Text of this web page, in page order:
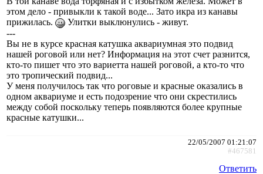
этом дело - привыкли к такой воде... Зато икра из канавы
прижилась.
Улитки выклюнулись - живут.
---
Вы не в курсе красная катушка аквариумная это подвид
нашей роговой или нет? Информация на этот счет разнится,
кто-то пишет что это вариетта нашей роговой, а кто-то что
это тропический подвид...
У меня получилось так что роговые и красные оказались в
одном аквариуме и есть подозрение что они скрестились
между собой поскольку теперь появляются более крупные
красные катушки...
22/05/2007 01:21:07
#467581
Ответить